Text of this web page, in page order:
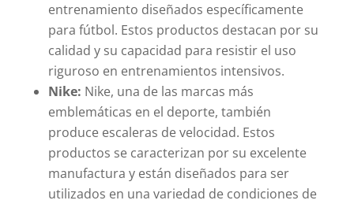
entrenamiento diseñados específicamente
para fútbol. Estos productos destacan por su
calidad y su capacidad para resistir el uso
riguroso en entrenamientos intensivos.
Nike: Nike, una de las marcas más
emblemáticas en el deporte, también
produce escaleras de velocidad. Estos
productos se caracterizan por su excelente
manufactura y están diseñados para ser
utilizados en una variedad de condiciones de